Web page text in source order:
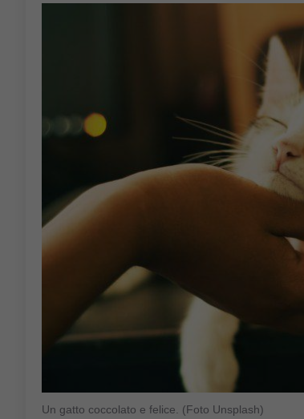
Un gatto coccolato e felice. (Foto Unsplash)